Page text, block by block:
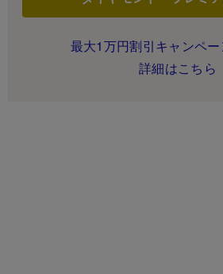
最大1万円割引キャンペー
詳細はこちら